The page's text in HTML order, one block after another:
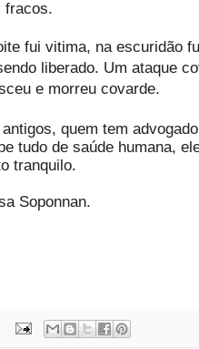
fracos.
fui vitima, na escuridão
liberado. Um ataque
e morreu covarde.
quem tem
tudo de saúde humana,
tranquilo.
Soponnan.